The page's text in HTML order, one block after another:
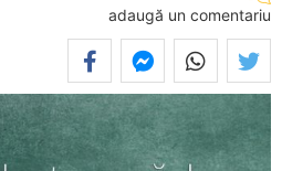
adaugă un comentariu